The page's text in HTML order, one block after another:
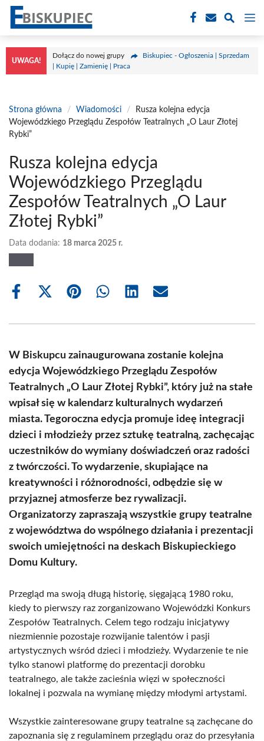
Przejdź
treści
UWAGA!
Dołącz do nowej grupy
Biskupiec - Ogłoszenia | Sprzedam
| Kupię | Zamienię | Praca
Strona główna / Wiadomości /
Rusza kolejna edycja
Wojewódzkiego Przeglądu Zespołów Teatralnych „O Laur Złotej
Rybki”
Rusza kolejna edycja
Wojewódzkiego Przeglądu
Zespołów Teatralnych „O Laur
Złotej Rybki”
Data dodania: 18 marca 2025 r.
Share
Share
(Twitter)
Share Share Share Share
W Biskupcu zainaugurowana zostanie kolejna
edycja Wojewódzkiego Przeglądu Zespołów
Teatralnych „O Laur Złotej Rybki”, który już na stałe
wpisał się w kalendarz kulturalnych wydarzeń
miasta. Tegoroczna edycja promuje ideę integracji
dzieci i młodzieży przez sztukę teatralną, zachęcając
uczestników do wymiany doświadczeń oraz radości
z twórczości. To wydarzenie, skupiające na
kreatywności i różnorodności, odbędzie się w
przyjaznej atmosferze bez rywalizacji.
Organizatorzy zapraszają wszystkie grupy teatralne
z województwa do wspólnego działania i prezentacji
swoich umiejętności na deskach Biskupieckiego
Domu Kultury.
Przegląd ma swoją długą historię, sięgającą 1980 roku,
kiedy to pierwszy raz zorganizowano Wojewódzki Konkurs
Zespołów Teatralnych. Celem tego rodzaju inicjatywy
niezmiennie pozostaje rozwijanie talentów i pasji
artystycznych wśród dzieci i młodzieży. Wydarzenie te nie
tylko stanowi platformę do prezentacji dorobku
teatralnego, ale także zacieśnia więzi w społeczności
lokalnej i pozwala na wymianę między młodymi artystami.
Wszystkie zainteresowane grupy teatralne są zachęcane do
zapoznania się z regulaminem przeglądu oraz do przesyłania